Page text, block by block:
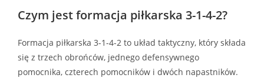
Grą,
Kontrola
Strategiczne
Zmiany
Czym jest formacja piłkarska 3-1-4-2?
Formacja piłkarska 3-1-4-2 to układ taktyczny, który składa
się z trzech obrońców, jednego defensywnego
pomocnika, czterech pomocników i dwóch napastników.